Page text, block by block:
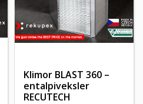
Klimor BLAST 360 –
entalpiveksler
RECUTECH